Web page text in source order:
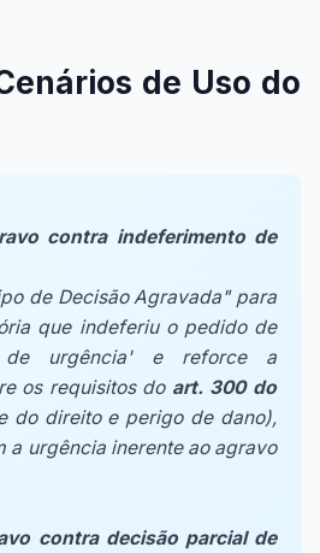
de Uso do
contra indeferimento de
de Decisão Agravada" para
que indeferiu o pedido de
de urgência' e reforce a
os requisitos do art. 300 do
do direito e perigo de dano),
a urgência inerente ao agravo
contra decisão parcial de